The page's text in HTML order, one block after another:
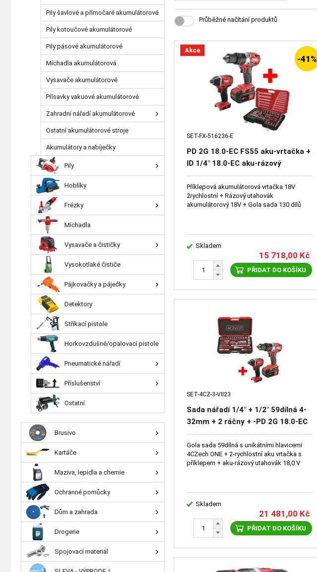
Průběžné načítání produktů
Akce
-41%
SET-FX-516236-E
PD 2G 18.0-EC FS55 aku-vrtačka +
ID 1/4" 18.0-EC aku-rázový
utahovák + 1/4" + 3/8" + 1/2"
130dílná sada nářadí 4-32mm, 3
ráčny a klíče
Příklepová akumulátorová vrtačka 18V
2rychlostní + Rázový utahovák
akumulátorový 18V + Gola sada 130 dílů
Skladem
15 718,00 Kč
PŘIDAT DO KOŠÍKU
SET-4CZ-3-VII23
Sada nářadí 1/4" + 1/2" 59dílná 4-
32mm + 2 ráčny + -PD 2G 18.0-EC
FS55 2-rychlostní aku-vrtačka s
příklepem + ID 1/4" 18.0-EC aku-
rázový utahovák
Gola sada 59dílná s unikátními hlavicemi
4CZech ONE + 2-rychlostní aku vrtačka s
příklepem + aku-rázový utahovák 18,0 V
Skladem
21 481,00 Kč
PŘIDAT DO KOŠÍKU
Pily šavlové a přímočaré akumulátorové
Pily kotoučové akumulátorové
Pily pásové akumulátorové
Míchadla akumulátorová
Vysavače akumulátorové
Přísavky vakuové akumulátorové
Zahradní nářadí akumulátorové
Ostatní akumulátorové stroje
Akumulátory a nabíječky
Pily
Hoblíky
Frézky
Míchadla
Vysavače a čističky
Vysokotlaké čističe
Pájkovačky a páječky
Detektory
Stříkací pistole
Horkovzdušné/opalovací pistole
Pneumatické nářadí
Příslušenství
Ostatní
Brusivo
Kartáče
Maziva, lepidla a chemie
Ochranné pomůcky
Dům a zahrada
Drogerie
Spojovací materiál